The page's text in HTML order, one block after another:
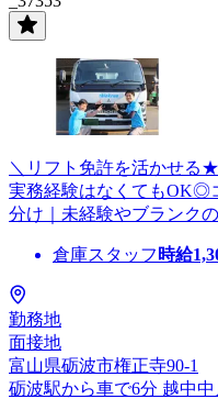
＼リフト免許を活かせる
実務経験はなくてもOK◎
分け｜未経験やブランクの
倉庫スタッフ 時給
勤務地
面接地
富山県砺波市権正寺90-1
砺波駅から車で6分 越中